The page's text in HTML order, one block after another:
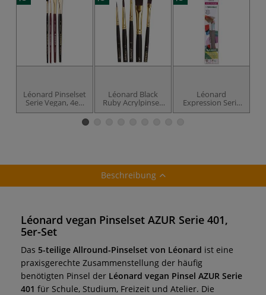
Léonard Pinselset
Serie Vegan, 4er-
Set Allroundpinsel
Léonard Black
Ruby Acrylpinsel-
Set, Serie 30
Léonard
Expression Serie
50, vegan
Beschreibung
Léonard vegan Pinselset AZUR Serie 401,
5er-Set
Das 5-teilige Allround-Pinselset von Léonard ist eine
praxisgerechte Zusammenstellung der häufig
benötigten Pinsel der Léonard vegan Pinsel AZUR Serie
401 für Schule, Studium, Freizeit und Atelier. Die